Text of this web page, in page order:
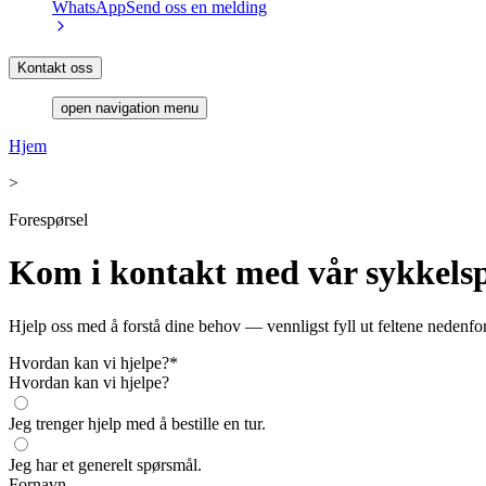
WhatsAppSend oss en melding
Kontakt oss
open navigation menu
Hjem
>
Forespørsel
Kom i kontakt med vår
Hjelp oss med å forstå dine behov — vennligst fyll ut feltene
Hvordan kan vi hjelpe?*
Hvordan kan vi hjelpe?
Jeg trenger hjelp med å bestille en tur.
Jeg har et generelt spørsmål.